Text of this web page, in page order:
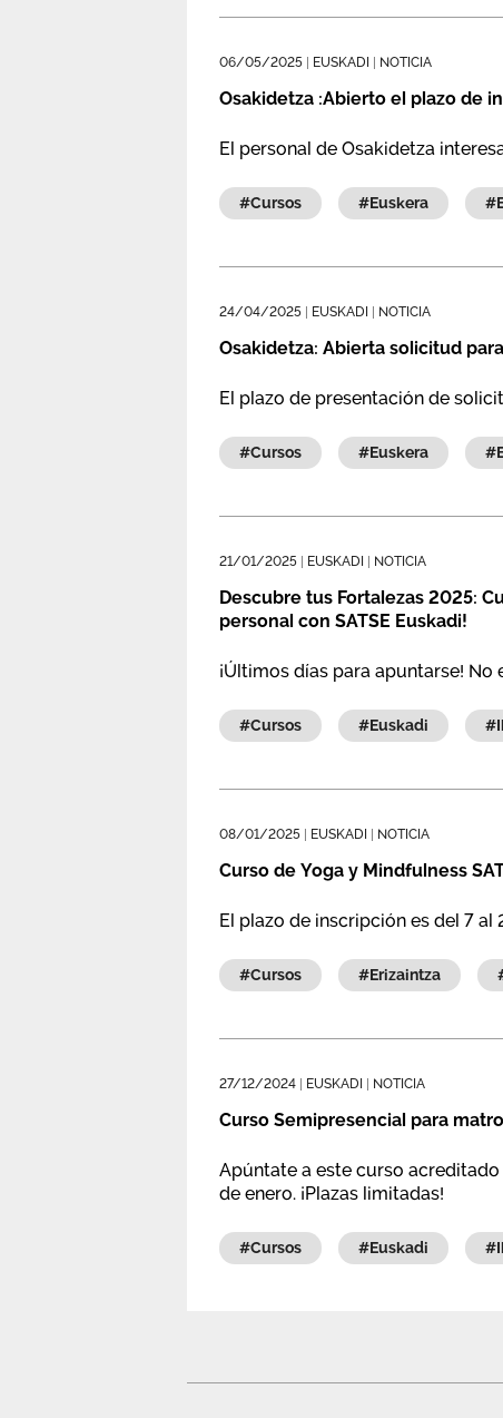
06/05/2025 EUSKADI NOTICIA
Osakidetza :Abierto el plazo de
El personal de Osakidetza
#cursos #euskera
24/04/2025 EUSKADI NOTICIA
Osakidetza: Abierta solicitud
El plazo de presentación de
#cursos #euskera
21/01/2025 EUSKADI NOTICIA
Descubre tus Fortalezas 2025:
personal con SATSE Euskadi!
¡Últimos días para apuntarse!
#cursos #euskadi
08/01/2025 EUSKADI NOTICIA
Curso de Yoga y Mindfulness
El plazo de inscripción es del 7
#cursos #erizaintza
27/12/2024 EUSKADI NOTICIA
Curso Semipresencial para
Apúntate a este curso
de enero. ¡Plazas limitadas!
#cursos #euskadi